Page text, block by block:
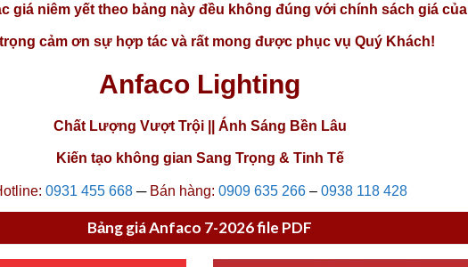
giá niêm yết theo bảng này đều không đúng với chính sách giá của
cảm ơn sự hợp tác và rất mong được phục vụ Quý Khách!
Anfaco Lighting
Chất Lượng Vượt Trội || Ánh Sáng Bền Lâu
Kiến tạo không gian Sang Trọng & Tinh Tế
0931 455 668─Bán hàng: 0909 635 266– 0938 118 428
Bảng giá Anfaco 7-2026 file PDF